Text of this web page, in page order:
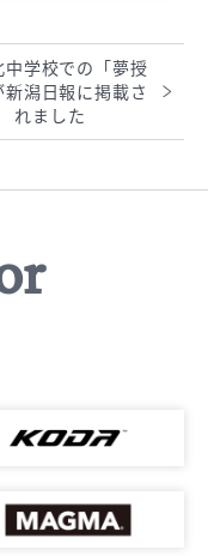
中学校での「夢授
新潟日報に掲載さ
れました